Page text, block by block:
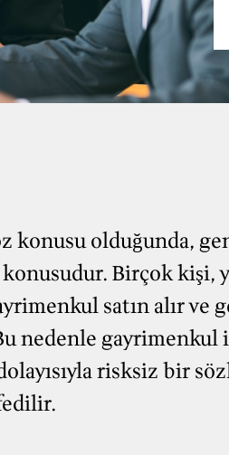
konusu olduğunda,
Birçok kişi,
satın alır
nedenle
risksiz bir